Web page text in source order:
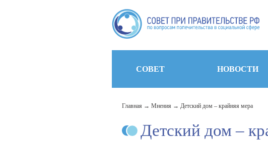
СОВЕТ НОВОСТИ
Главная Мнения Детский дом – крайняя мера
Детский дом –